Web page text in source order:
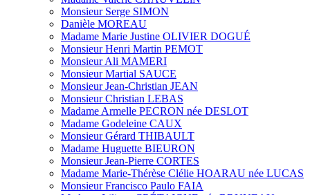
Monsieur Serge SIMON
Danièle MOREAU
Madame Marie Justine OLIVIER DOGUÉ
Monsieur Henri Martin PEMOT
Monsieur Ali MAMERI
Monsieur Martial SAUCE
Monsieur Jean-Christian JEAN
Monsieur Christian LEBAS
Madame Armelle PECRON née DESLOT
Madame Godeleine CAUX
Monsieur Gérard THIBAULT
Madame Huguette BIEURON
Monsieur Jean-Pierre CORTES
Madame Marie-Thérèse Clélie HOARAU née LUCAS
Monsieur Francisco Paulo FAIA